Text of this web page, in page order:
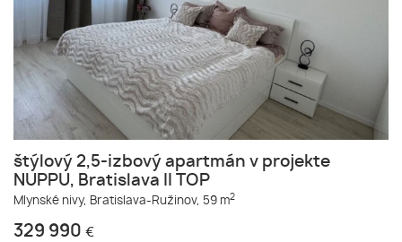
štýlový 2,5-izbový apartmán v projekte
NUPPU, Bratislava II TOP
Mlynské nivy, Bratislava-Ružinov, 59 m2
329 990 €